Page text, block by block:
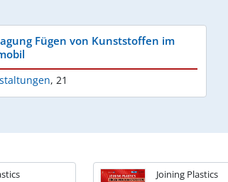
Fügen von Kunststoffen im
, 21
Joining Plastics